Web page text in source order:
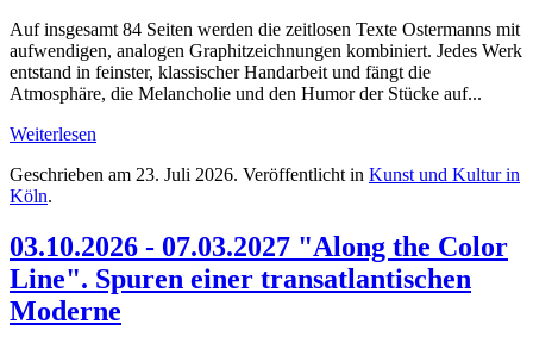
Auf insgesamt 84 Seiten werden die zeitlosen Texte Ostermanns mit
aufwendigen, analogen Graphitzeichnungen kombiniert. Jedes Werk
entstand in feinster, klassischer Handarbeit und fängt die
Atmosphäre, die Melancholie und den Humor der Stücke auf...
Weiterlesen
Geschrieben am 23. Juli 2026. Veröffentlicht in Kunst und Kultur in
Köln.
03.10.2026 - 07.03.2027 "Along the Color
Line". Spuren einer transatlantischen
Moderne